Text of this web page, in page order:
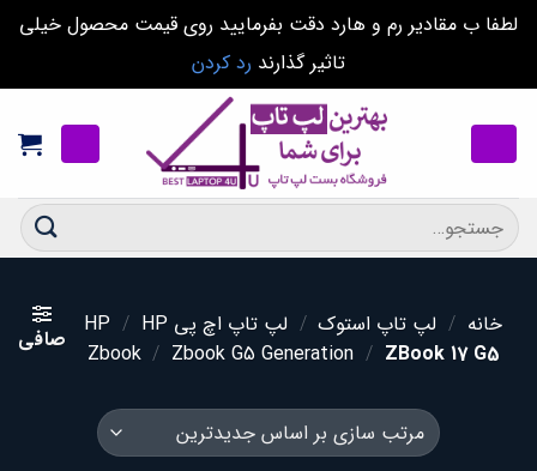
لطفا ب مقادیر رم و هارد دقت بفرمایید روی قیمت محصول خیلی
تاثیر گذارند رد کردن
content
جستجو
برای:
خانه / لپ تاپ استوک / لپ تاپ اچ پی HP / HP
Zbook / Zbook G5 Generation / ZBook 17 G5 صافی